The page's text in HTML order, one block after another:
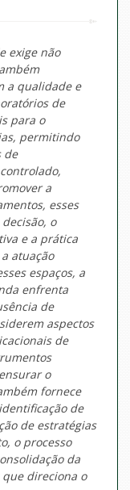
exige não
a qualidade e
de
para o
permitindo
de
a
esses
o
e a prática
atuação
espaços, a
enfrenta
de
aspectos
de
o
fornece
de
de estratégias
o processo
da
direciona o